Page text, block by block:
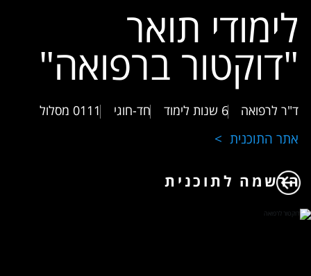
לימודי תואר
"דוקטור ברפואה"
ד"ר לרפואה 6 שנות לימוד חד-חוגי 0111 מסלול
אתר התוכנית
הרשמה לתוכנית